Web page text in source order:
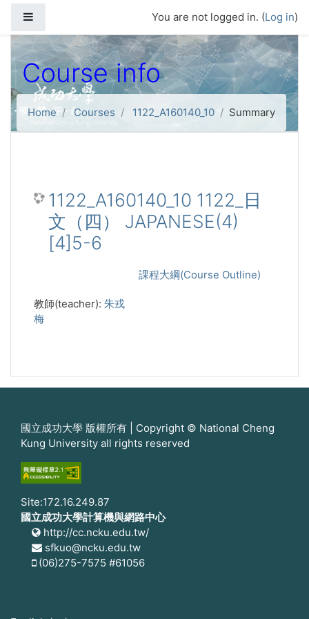
You are not logged in. (Log in)
Course info
Home Courses 1122_A160140_10 Summary
1122_A160140_10 1122_日
文（四） JAPANESE(4)
[4]5-6
課程大綱(Course Outline)
教師(teacher): 朱戎
梅
國立成功大學 版權所有 | Copyright © National Cheng
Kung University all rights reserved
Site:172.16.249.87
國立成功大學計算機與網路中心
http://cc.ncku.edu.tw/
sfkuo@ncku.edu.tw
(06)275-7575 #61056